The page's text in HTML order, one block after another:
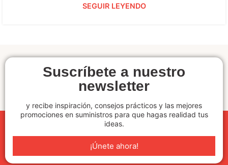
SEGUIR LEYENDO
Suscríbete a nuestro
newsletter
y recibe inspiración, consejos prácticos y las mejores
promociones en suministros para que hagas realidad tus
ideas.
¡Únete ahora!